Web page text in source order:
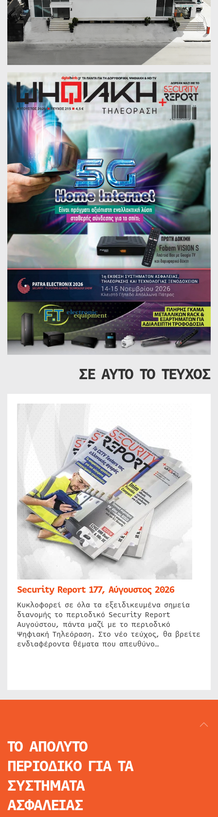
ΣΕ ΑΥΤΟ ΤΟ ΤΕΥΧΟΣ
Security Report 177, Αύγουστος 2026
Κυκλοφορεί σε όλα τα εξειδικευμένα σημεία
διανομής το περιοδικό Security Report
Αυγούστου, πάντα μαζί με το περιοδικό
Ψηφιακή Τηλεόραση. Στο νέο τεύχος, θα βρείτε
ενδιαφέροντα θέματα που απευθύνο…
ΤΟ ΑΠΟΛΥΤΟ
ΠΕΡΙΟΔΙΚΟ ΓΙΑ ΤΑ
ΣΥΣΤΗΜΑΤΑ
ΑΣΦΑΛΕΙΑΣ